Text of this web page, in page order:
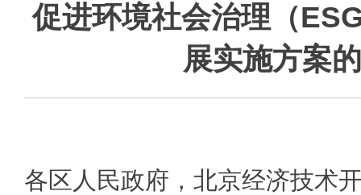
促进环境社会治理（
展实施方案
各区人民政府，北京经济技术